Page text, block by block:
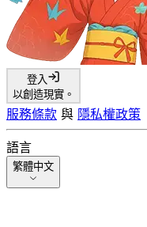
登入
以創造現實。
服務條款 與 隱私權政策
語言
繁體中文